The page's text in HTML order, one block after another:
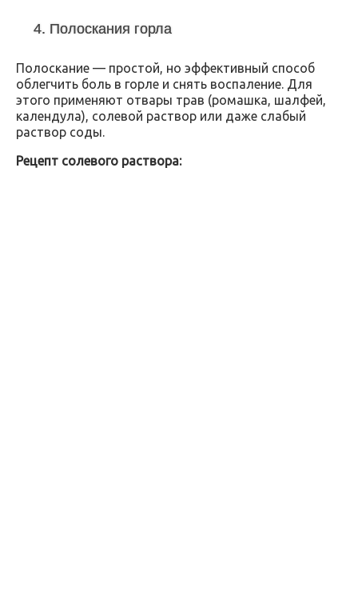
4. Полоскания горла
Полоскание — простой, но эффективный способ
облегчить боль в горле и снять воспаление. Для
этого применяют отвары трав (ромашка, шалфей,
календула), солевой раствор или даже слабый
раствор соды.
Рецепт солевого раствора: